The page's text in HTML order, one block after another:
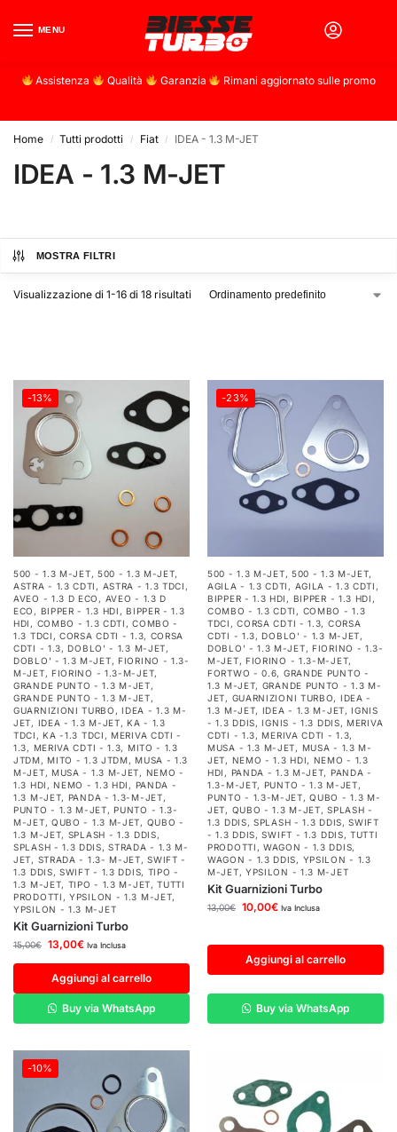
MENU
Assistenza Qualità Garanzia Rimani aggiornato sulle promo
Home / Tutti prodotti / Fiat / IDEA - 1.3 M-JET
IDEA - 1.3 M-JET
MOSTRA FILTRI
Visualizzazione di 1-16 di 18 risultati
-13%
500 - 1.3 M-JET, 500 - 1.3 M-JET,
ASTRA - 1.3 CDTI , ASTRA - 1.3 TDCI ,
AVEO - 1.3 D ECO , AVEO - 1.3 D
ECO , BIPPER - 1.3 HDI ,BIPPER - 1.3
HDI , COMBO - 1.3 CDTI ,COMBO -
1.3 TDCI ,CORSA CDTI - 1.3, CORSA
CDTI - 1.3,DOBLO' - 1.3 M-JET,
DOBLO' - 1.3 M-JET,FIORINO - 1.3-
M-JET, FIORINO - 1.3-M-JET,
GRANDE PUNTO - 1.3 M-JET,
GRANDE PUNTO - 1.3 M-JET,
GUARNIZIONI TURBO ,IDEA - 1.3 M-
JET, IDEA - 1.3 M-JET,KA - 1.3
TDCI ,KA -1.3 TDCI ,MERIVA CDTI -
1.3, MERIVA CDTI - 1.3, MITO - 1.3
JTDM,MITO - 1.3 JTDM,MUSA - 1.3
M-JET, MUSA - 1.3 M-JET, NEMO -
1.3 HDI ,NEMO - 1.3 HDI , PANDA -
1.3 M-JET, PANDA - 1.3-M-JET,
PUNTO - 1.3 M-JET,PUNTO - 1.3-
M-JET, QUBO - 1.3 M-JET, QUBO -
1.3 M-JET, SPLASH - 1.3 DDIS,
SPLASH - 1.3 DDIS,STRADA - 1.3 M-
JET, STRADA - 1.3- M-JET,SWIFT -
1.3 DDIS,SWIFT - 1.3 DDIS, TIPO -
1.3 M-JET, TIPO - 1.3 M-JET,TUTTI
PRODOTTI ,YPSILON - 1.3 M-JET,
YPSILON - 1.3 M-JET
Kit Guarnizioni Turbo
15,00€ 13,00€ Iva Inclusa
Aggiungi al carrello
Buy via WhatsApp
-23%
500 - 1.3 M-JET, 500 - 1.3 M-JET,
AGILA - 1.3 CDTI , AGILA - 1.3 CDTI ,
BIPPER - 1.3 HDI , BIPPER - 1.3 HDI ,
COMBO - 1.3 CDTI , COMBO - 1.3
TDCI ,CORSA CDTI - 1.3, CORSA
CDTI - 1.3,DOBLO' - 1.3 M-JET,
DOBLO' - 1.3 M-JET,FIORINO - 1.3-
M-JET, FIORINO - 1.3-M-JET,
FORTWO - 0.6, GRANDE PUNTO -
1.3 M-JET, GRANDE PUNTO - 1.3 M-
JET, GUARNIZIONI TURBO, IDEA -
1.3 M-JET, IDEA - 1.3 M-JET,IGNIS
- 1.3 DDIS,IGNIS - 1.3 DDIS,MERIVA
CDTI - 1.3,MERIVA CDTI - 1.3,
MUSA - 1.3 M-JET, MUSA - 1.3 M-
JET, NEMO - 1.3 HDI, NEMO - 1.3
HDI , PANDA - 1.3 M-JET, PANDA -
1.3-M-JET, PUNTO - 1.3 M-JET,
PUNTO - 1.3-M-JET,QUBO - 1.3 M-
JET, QUBO - 1.3 M-JET,SPLASH -
1.3 DDIS,SPLASH - 1.3 DDIS,SWIFT
- 1.3 DDIS,SWIFT - 1.3 DDIS,TUTTI
PRODOTTI ,WAGON - 1.3 DDIS,
WAGON - 1.3 DDIS, YPSILON - 1.3
M-JET, YPSILON - 1.3 M-JET
Kit Guarnizioni Turbo
13,00€ 10,00€ Iva Inclusa
Aggiungi al carrello
Buy via WhatsApp
-10%